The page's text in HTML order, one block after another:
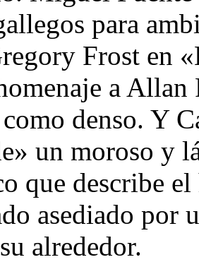
para
Frost en
a
denso. Y
un moroso y
que describe
asediado por
alrededor.